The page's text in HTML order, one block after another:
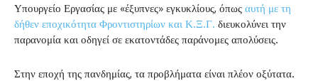
Υπουργείο Εργασίας με «έξυπνες» εγκυκλίους, όπως αυτή με τη
δήθεν εποχικότητα Φροντιστηρίων και Κ.Ξ.Γ. διευκολύνει την
παρανομία και οδηγεί σε εκατοντάδες παράνομες απολύσεις.
Στην εποχή της πανδημίας, τα προβλήματα είναι πλέον οξύτατα.